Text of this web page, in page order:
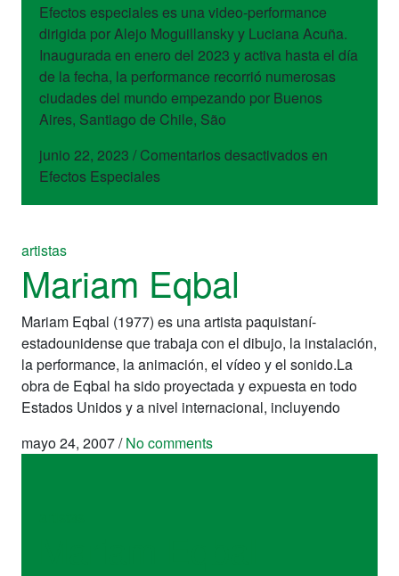
Efectos especiales es una video-performance
dirigida por Alejo Moguillansky y Luciana Acuña.
Inaugurada en enero del 2023 y activa hasta el día
de la fecha, la performance recorrió numerosas
ciudades del mundo empezando por Buenos
Aires, Santiago de Chile, São
junio 22, 2023 / Comentarios desactivadosen
Efectos Especiales
artistas
Mariam Eqbal
Mariam Eqbal (1977) es una artista paquistaní-
estadounidense que trabaja con el dibujo, la instalación,
la performance, la animación, el vídeo y el sonido.La
obra de Eqbal ha sido proyectada y expuesta en todo
Estados Unidos y a nivel internacional, incluyendo
mayo 24, 2007/ No comments